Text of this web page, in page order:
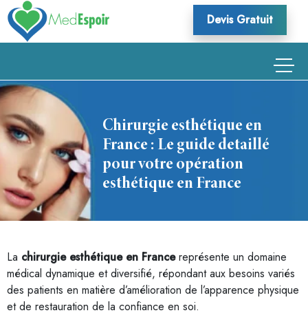
Skip
to
content
Devis Gratuit
Chirurgie esthétique en
France : Le guide detaillé
pour votre opération
esthétique en France
La chirurgie esthétique en Francereprésente un domaine
médical dynamique et diversifié, répondant aux besoins variés
des patients en matière d’amélioration de l’apparence physique
et de restauration de la confiance en soi.